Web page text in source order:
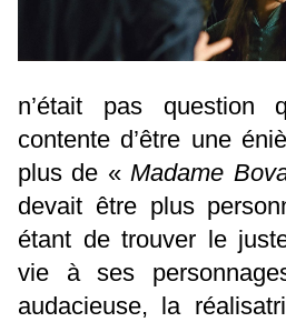
n’était pas
contente d’être une
plus de «Madame
devait être plus
étant de trouver le
vie à ses
audacieuse, la